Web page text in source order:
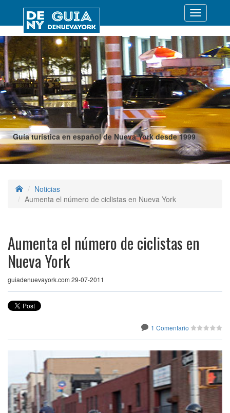
Guía turística en español de Nueva York desde 1999
Desplegar
Noticias
Aumenta el número de ciclistas en Nueva York
Aumenta el número de ciclistas en
Nueva York
guiadenuevayork.com 29-07-2011
1 Comentario